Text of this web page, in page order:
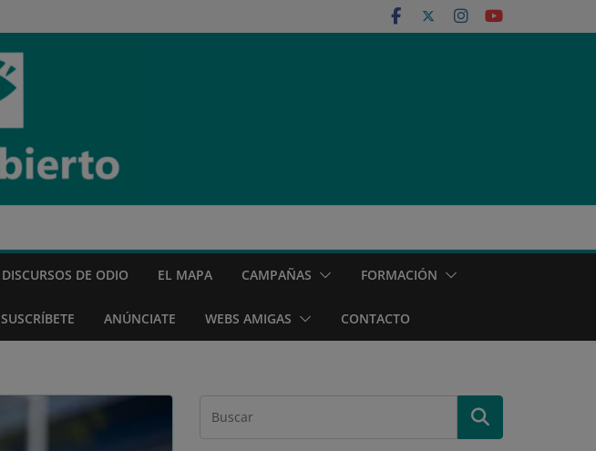
DISCURSOS DE ODIO EL MAPA CAMPAÑAS FORMACIÓN
SUSCRÍBETE ANÚNCIATE WEBS AMIGAS CONTACTO